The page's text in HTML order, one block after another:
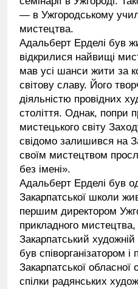
— в Ужгородському
мистецтва.
Адальберт Ерделі був
відкрилися найвищі
мав усі шанси жити за
світову славу. Його
діяльністю провідних
століття. Однак, попри
мистецького світу
свідомо залишився на
своїм мистецтвом
без імені».
Адальберт Ерделі був
Закарпатської школи
першим директором
прикладного
Закарпатський художній
був співорганізатором
Закарпатської обласної
спілки радянських